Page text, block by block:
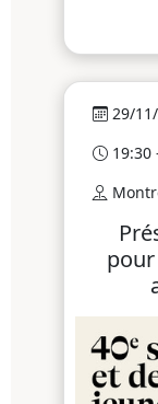
29/
19:30